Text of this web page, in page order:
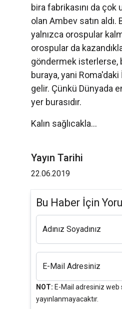
bira fabrikasını da
olan Ambev satın
yalnızca orospular
orospular da
göndermek isterlerse,
buraya, yani
gelir. Çünkü Dünyada
yer burasıdır.
Kalın sağlıcakla...
Yayın Tarihi
22.06.2019
Bu Haber İçin
Adınız Soyadınız
E-Mail Adresiniz
NOT: E-Mail adresiniz
yayınlanmayacaktır.